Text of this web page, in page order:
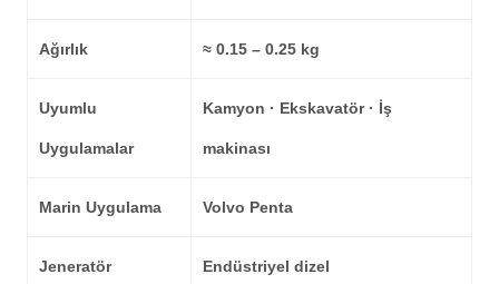
Ağırlık ≈ 0.15 – 0.25 kg
Uyumlu
Uygulamalar
Kamyon · Ekskavatör · İş
makinası
Marin Uygulama Volvo Penta
Jeneratör Endüstriyel dizel